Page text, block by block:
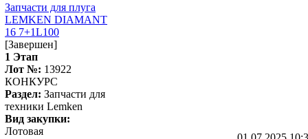
Запчасти для плуга
LEMKEN DIAMANT
16 7+1L100
[Завершен]
1 Этап
Лот №: 13922
КОНКУРС
Раздел: Запчасти для
техники Lemken
Вид закупки:
Лотовая